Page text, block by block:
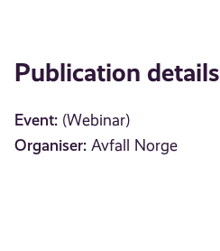
Publication details
Event: (Webinar)
Organiser: Avfall Norge